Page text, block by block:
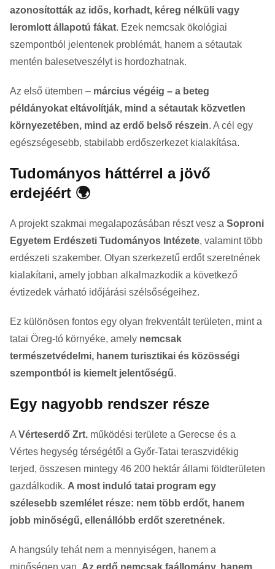
azonosították az idős, korhadt, kéreg nélküli vagy
leromlott állapotú fákat. Ezek nemcsak ökológiai
szempontból jelentenek problémát, hanem a sétautak
mentén balesetveszélyt is hordozhatnak.
Az első ütemben – március végéig – a beteg
példányokat eltávolítják, mind a sétautak közvetlen
környezetében, mind az erdő belső részein. A cél egy
egészségesebb, stabilabb erdőszerkezet kialakítása.
Tudományos háttérrel a jövő
erdejéért 🌍
A projekt szakmai megalapozásában részt vesz a Soproni
Egyetem Erdészeti Tudományos Intézete, valamint több
erdészeti szakember. Olyan szerkezetű erdőt szeretnének
kialakítani, amely jobban alkalmazkodik a következő
évtizedek várható időjárási szélsőségeihez.
Ez különösen fontos egy olyan frekventált területen, mint a
tatai Öreg-tó környéke, amely nemcsak
természetvédelmi, hanem turisztikai és közösségi
szempontból is kiemelt jelentőségű.
Egy nagyobb rendszer része
A Vérteserdő Zrt. működési területe a Gerecse és a
Vértes hegység térségétől a Győr-Tatai teraszvidékig
terjed, összesen mintegy 46 200 hektár állami földterületen
gazdálkodik. A most induló tatai program egy
szélesebb szemlélet része: nem több erdőt, hanem
jobb minőségű, ellenállóbb erdőt szeretnének.
A hangsúly tehát nem a mennyiségen, hanem a
minőségen van. Az erdő nemcsak faállomány, hanem